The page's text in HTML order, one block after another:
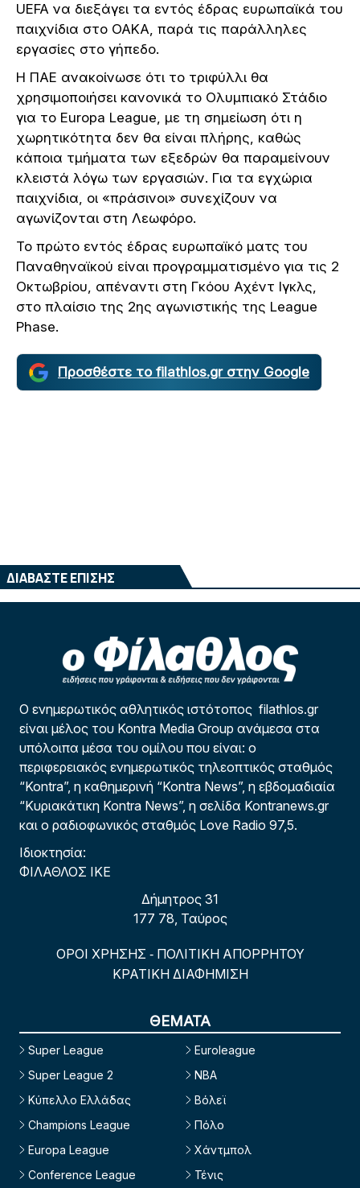
UEFA να διεξάγει τα εντός έδρας ευρωπαϊκά του
παιχνίδια στο ΟΑΚΑ, παρά τις παράλληλες
εργασίες στο γήπεδο.
Η ΠΑΕ ανακοίνωσε ότι το τριφύλλι θα
χρησιμοποιήσει κανονικά το Ολυμπιακό Στάδιο
για το Europa League, με τη σημείωση ότι η
χωρητικότητα δεν θα είναι πλήρης, καθώς
κάποια τμήματα των εξεδρών θα παραμείνουν
κλειστά λόγω των εργασιών. Για τα εγχώρια
παιχνίδια, οι «πράσινοι» συνεχίζουν να
αγωνίζονται στη Λεωφόρο.
Το πρώτο εντός έδρας ευρωπαϊκό ματς του
Παναθηναϊκού είναι προγραμματισμένο για τις 2
Οκτωβρίου, απέναντι στη Γκόου Αχέντ Ιγκλς,
στο πλαίσιο της 2ης αγωνιστικής της League
Phase.
Προσθέστε το filathlos.gr στην Google
ΔΙΑΒΑΣΤΕ ΕΠΙΣΗΣ
Ο ενημερωτικός αθλητικός ιστότοπος filathlos.gr
είναι μέλος του Kontra Media Group ανάμεσα στα
υπόλοιπα μέσα του ομίλου που είναι: ο
περιφερειακός ενημερωτικός τηλεοπτικός σταθμός
“Kontra”, η καθημερινή “Kontra News”, η εβδομαδιαία
“Κυριακάτικη Kontra News”, η σελίδα Kontranews.gr
και ο ραδιοφωνικός σταθμός Love Radio 97,5.
Ιδιοκτησία:
ΦΙΛΑΘΛΟΣ ΙΚΕ
Δήμητρος 31
177 78, Ταύρος
ΟΡΟΙ ΧΡΗΣΗΣ - ΠΟΛΙΤΙΚΗ ΑΠΟΡΡΗΤΟΥ
ΚΡΑΤΙΚΗ ΔΙΑΦΗΜΙΣΗ
ΘΕΜΑΤΑ
Super League
Super League 2
Κύπελλο Ελλάδας
Champions League
Europa League
Conference League
Euroleague
NBA
Βόλεϊ
Πόλο
Χάντμπολ
Τένις